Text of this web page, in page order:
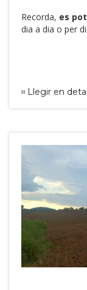
Recorda, es
dia a dia o per
Llegir en